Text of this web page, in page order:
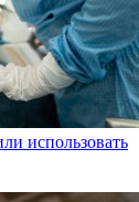
использовать